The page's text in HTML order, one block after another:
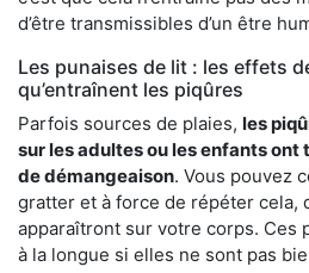
d’être transmissibles d’un être
Les punaises de lit : les effets
qu’entraînent les piqûres
Parfois sources de plaies, les
sur les adultes ou les enfants ont
de démangeaison. Vous pouvez
gratter et à force de répéter cela,
apparaîtront sur votre corps. Ces
à la longue si elles ne sont pas